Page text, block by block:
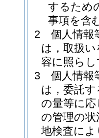
するため
事項を含
2
個人情報
は，取扱
容に照ら
3
個人情報
は，委託
の量等に
の管理の
地検査に